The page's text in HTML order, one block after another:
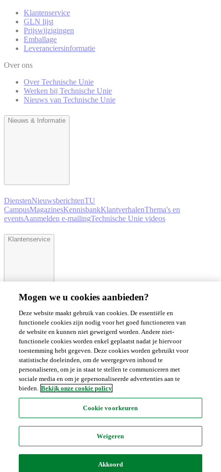
Klantenservice
GLN lijst
Prijswijzigingen
Emballage
Leveranciersinformatie
Over ons
Over Technische Unie
Werken bij Technische Unie
Nieuws van Technische Unie
Nieuws & Informatie
DienstenNieuwsberichtenTU
CampusMagazinesKennisbankKlantverhalenThema's en
eventsAanmelden e-mailingTechnische Unie videos
Klantenservice
Klantenservice
PrijswijzigingenEmballageLeveranciersinformatie
Over ons
Over Technische UnieWerken bij Technische UnieNieuws van
Technische Unie
Mogen we u cookies aanbieden?
Deze website maakt gebruik van cookies. De essentiële en
functionele cookies zijn nodig voor het goed functioneren van
de website en kunnen niet geweigerd worden. Andere niet-
functionele cookies worden enkel geplaatst nadat je hiervoor
toestemming hebt gegeven. Deze cookies worden gebruikt voor
statistische doeleinden, om de weergegeven inhoud te
personaliseren, om je in staat te stellen te communiceren met
sociale media en om je gepersonaliseerde advertenties aan te
bieden. Bekijk onze cookie policy
Cookie voorkeuren
Weigeren
Akkoord